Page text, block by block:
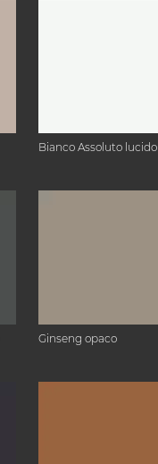
Bianco Assoluto lucido
Ginseng opaco